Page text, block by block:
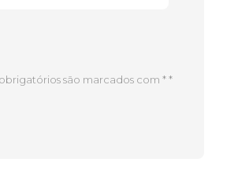
são marcados com **